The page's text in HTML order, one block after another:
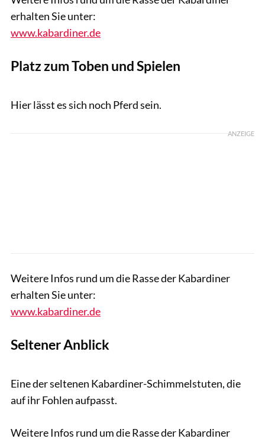
erhalten Sie unter:
www.kabardiner.de
Platz zum Toben und Spielen
Hier lässt es sich noch Pferd sein.
ANZEIGE
Weitere Infos rund um die Rasse der Kabardiner
erhalten Sie unter:
www.kabardiner.de
Seltener Anblick
Eine der seltenen Kabardiner-Schimmelstuten, die
auf ihr Fohlen aufpasst.
Weitere Infos rund um die Rasse der Kabardiner